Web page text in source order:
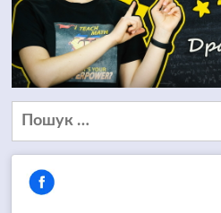
Пошук: